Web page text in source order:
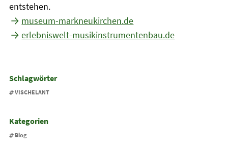
entstehen.
museum-markneukirchen.de
erlebniswelt-musikinstrumentenbau.de
Schlagwörter
VISCHELANT
Kategorien
Blog